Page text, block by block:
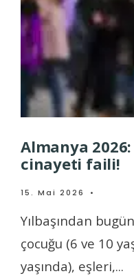
Almanya
cinayeti faili!
15. Mai 2026 •
Yılbaşından
çocuğu (6 ve 10
yaşında), eşleri,...